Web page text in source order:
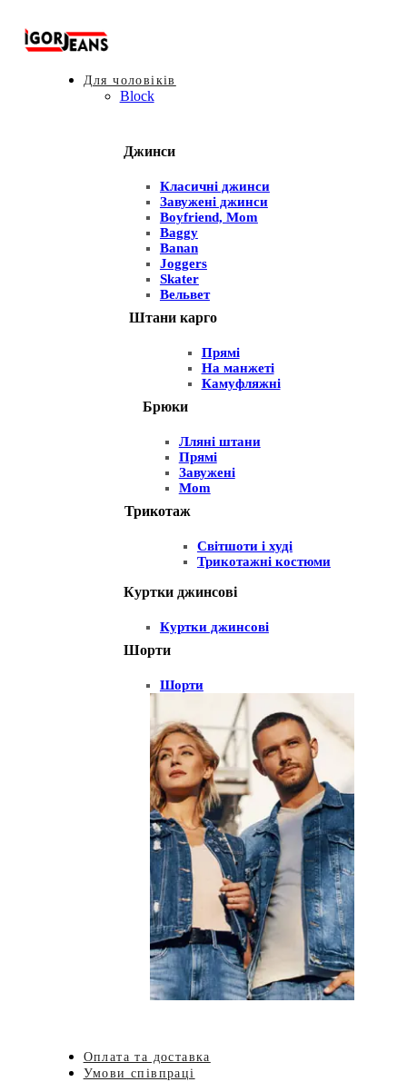
Для чоловіків
Block
Джинси
Класичні джинси
Завужені джинси
Boyfriend, Mom
Baggy
Banan
Joggers
Skater
Вельвет
Штани карго
Прямі
На манжеті
Камуфляжні
Брюки
Лляні штани
Прямі
Завужені
Mom
Трикотаж
Світшоти і худі
Трикотажні костюми
Куртки джинсові
Куртки джинсові
Шорти
Шорти
Оплата та доставка
Умови співпраці